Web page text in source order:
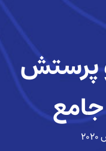
پرستش